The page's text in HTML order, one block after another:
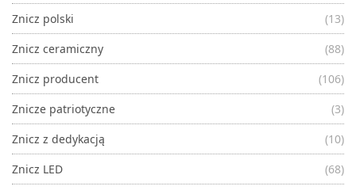
Znicz polski
(13)
Znicz ceramiczny
(88)
Znicz producent
(106)
Znicze patriotyczne
(3)
Znicz z dedykacją
(10)
Znicz LED
(68)